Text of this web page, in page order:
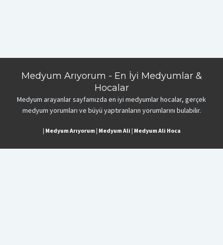
Medyum Arıyorum - En İyi Medyumlar &
Hocalar
Medyum arayanlar sayfamızda en iyi medyumlar hocalar, gerçek
medyum yorumları ve büyü yaptıranların yorumlarını bulabilir.
| Medyum Arıyorum| Medyum Ali | Medyum Ali Hoca